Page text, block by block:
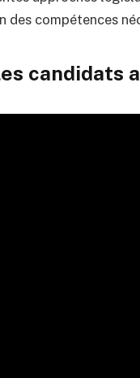
des compétences
candidats